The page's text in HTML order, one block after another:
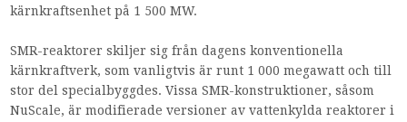
kärnkraftsenhet på 1 500 MW.
SMR-reaktorer skiljer sig från dagens konventionella
kärnkraftverk, som vanligtvis är runt 1 000 megawatt och till
stor del specialbyggdes. Vissa SMR-konstruktioner, såsom
NuScale, är modifierade versioner av vattenkylda reaktorer i